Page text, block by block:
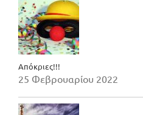
Απόκριες!!!
25 Φεβρουαρίου 2022